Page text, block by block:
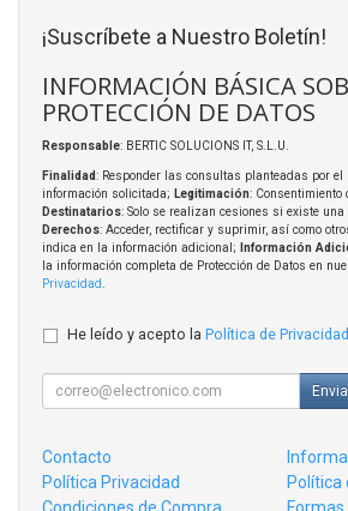
¡Suscríbete a Nuestro Boletín!
INFORMACIÓN BÁSICA
PROTECCIÓN DE DATOS
Responsable: BERTIC SOLUCIONS IT, S.L.U.
Finalidad: Responder las consultas planteadas por
información solicitada; Legitimación: Consentimiento
Destinatarios: Solo se realizan cesiones si existe
Derechos: Acceder, rectificar y suprimir, así como
indica en la información adicional;
Información
la información completa de Protección de Datos en
Privacidad
He leído y acepto la Política de Privacidad
Contacto
Política Privacidad
Política
Condiciones de Compra